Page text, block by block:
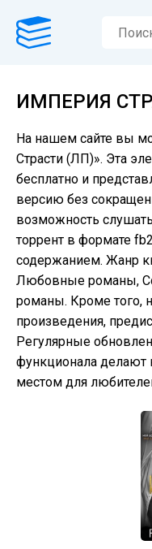
ИМПЕРИЯ
На нашем сайте вы
Страсти (ЛП)». Эта
бесплатно и
версию без
возможность
торрент в формате
содержанием. Жанр
Любовные романы,
романы. Кроме того,
произведения,
Регулярные
функционала
местом для